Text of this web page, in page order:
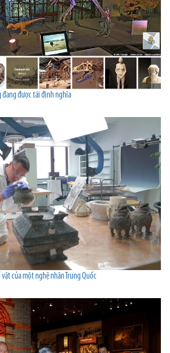
đang được tái định nghĩa
của một nghệ nhân Trung Quốc